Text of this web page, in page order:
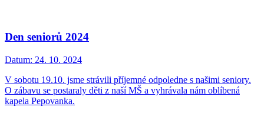
Den seniorů 2024
Datum: 24. 10. 2024
V sobotu 19.10. jsme strávili příjemné odpoledne s našimi seniory.
O zábavu se postaraly děti z naší MŠ a vyhrávala nám oblíbená
kapela Pepovanka.